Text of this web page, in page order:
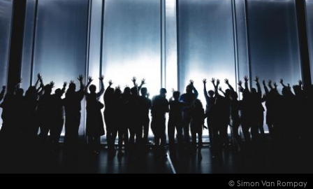
© Simon Van Rompay